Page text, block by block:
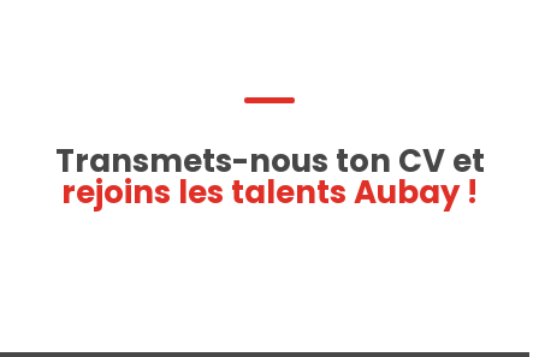
Transmets-nous ton CV et
rejoins les talents Aubay !